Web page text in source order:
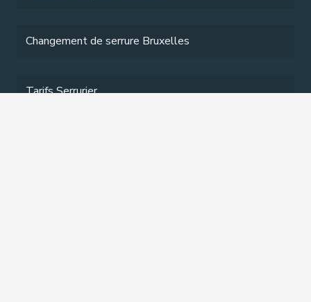
Changement de serrure Bruxelles
Tarifs Serrurier